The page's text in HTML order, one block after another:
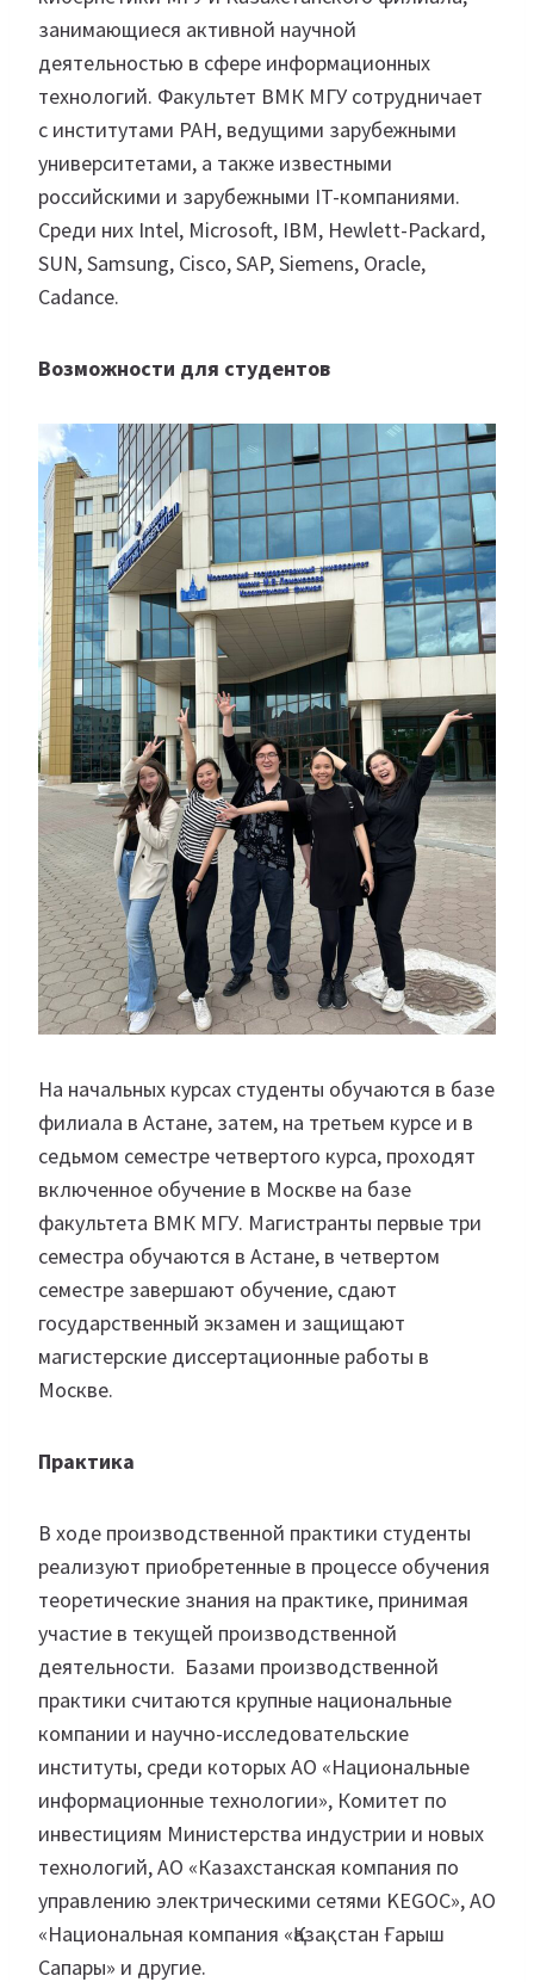
занимающиеся активной научной
деятельностью в сфере информационных
технологий. Факультет ВМК МГУ сотрудничает
с институтами РАН, ведущими зарубежными
университетами, а также известными
российскими и зарубежными IT-компаниями.
Среди них Intel, Microsoft, IBM, Hewlett-Packard,
SUN, Samsung, Cisco, SAP, Siemens, Oracle,
Cadance.
Возможности для студентов
На начальных курсах студенты обучаются в базе
филиала в Астане, затем, на третьем курсе и в
седьмом семестре четвертого курса, проходят
включенное обучение в Москве на базе
факультета ВМК МГУ. Магистранты первые три
семестра обучаются в Астане, в четвертом
семестре завершают обучение, сдают
государственный экзамен и защищают
магистерские диссертационные работы в
Москве.
Практика
В ходе производственной практики студенты
реализуют приобретенные в процессе обучения
теоретические знания на практике, принимая
участие в текущей производственной
деятельности. Базами производственной
практики считаются крупные национальные
компании и научно-исследовательские
институты, среди которых АО «Национальные
информационные технологии», Комитет по
инвестициям Министерства индустрии и новых
технологий, АО «Казахстанская компания по
управлению электрическими сетями KEGOC», АО
«Национальная компания «Қазақстан Ғарыш
Сапары» и другие.